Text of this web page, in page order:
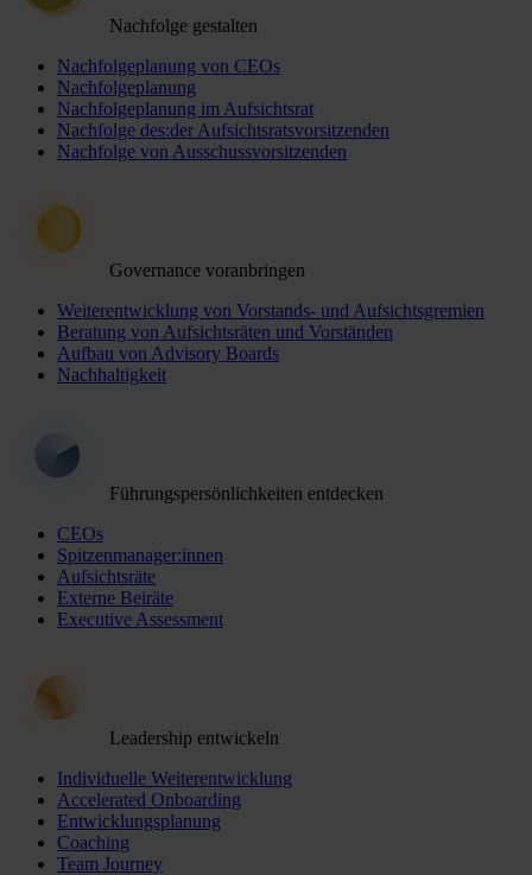
Nachfolge gestalten
Nachfolgeplanung von CEOs
Nachfolgeplanung
Nachfolgeplanung im Aufsichtsrat
Nachfolge des:der Aufsichtsratsvorsitzenden
Nachfolge von Ausschussvorsitzenden
Governance voranbringen
Weiterentwicklung von Vorstands- und Aufsichtsgremien
Beratung von Aufsichtsräten und Vorständen
Aufbau von Advisory Boards
Nachhaltigkeit
Führungspersönlichkeiten entdecken
CEOs
Spitzenmanager:innen
Aufsichtsräte
Externe Beiräte
Executive Assessment
Leadership entwickeln
Individuelle Weiterentwicklung
Accelerated Onboarding
Entwicklungsplanung
Coaching
Team Journey